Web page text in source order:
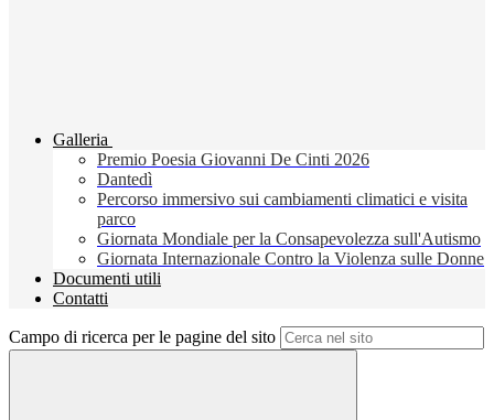
Galleria
Premio Poesia Giovanni De Cinti 2026
Dantedì
Percorso immersivo sui cambiamenti climatici e visita
parco
Giornata Mondiale per la Consapevolezza sull'Autismo
Giornata Internazionale Contro la Violenza sulle Donne
Documenti utili
Contatti
Campo di ricerca per le pagine del sito